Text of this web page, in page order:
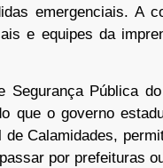
emergenciais. A
e equipes da
Segurança Pública
que o governo
de Calamidades,
por prefeituras